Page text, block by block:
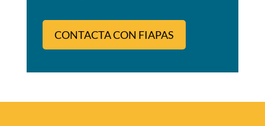
CONTACTA CON FIAPAS